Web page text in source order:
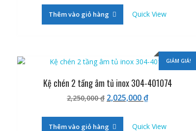
là:
3,700,000 ₫.là:
Thêm vào giỏ hàng Quick View
GIẢM GIÁ!
Kệ chén 2 tầng âm tủ inox 304-401074
2,250,000₫ Giá
là:
2,025,000₫Giá
Thêm vào giỏ hàng Quick View